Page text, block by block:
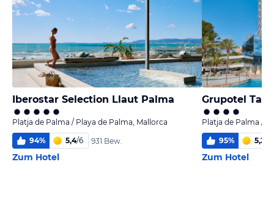
Iberostar Selection Llaut Palma
Platja de Palma / Playa de Palma, Mallorca
94% 5,4/6 931 Bew.
Zum Hotel
Grupotel
Platja de Palma /
95% 5,2
Zum Hotel